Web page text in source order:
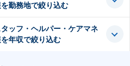
勤務地で絞り込む
ッフ・ヘルパー・ケアマネ
年収で絞り込む